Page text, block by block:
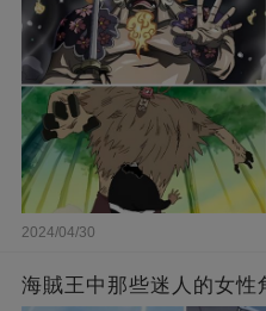
2024/04/30
海賊王中那些迷人的女性